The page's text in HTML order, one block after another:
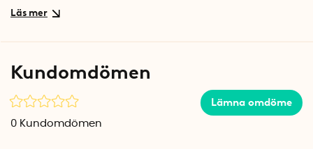
bokföring eller städning har du allt samlat på ett ställe.
Diameter bas: 10 cm
Kundomdömen
Lämna omdöme
0 Kundomdömen